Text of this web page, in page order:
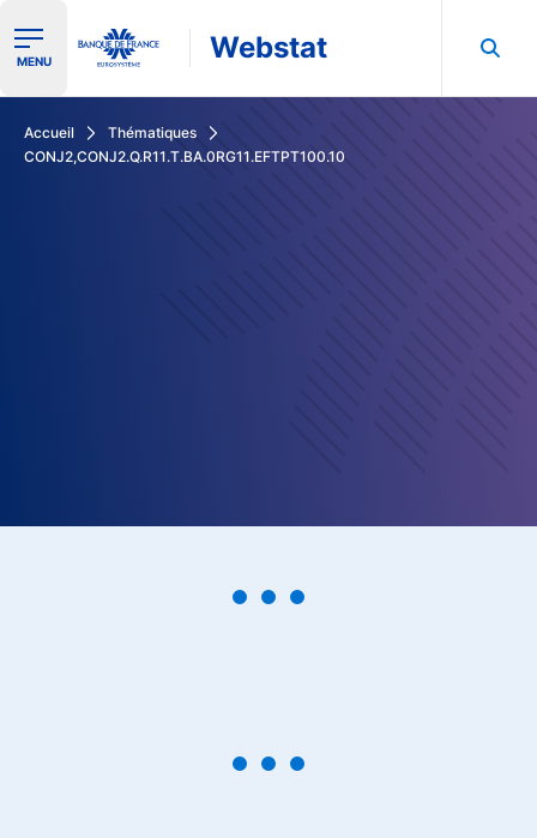
Ouvrir le menu de navigation
MENU Webstat
Accueil
Thématiques
CONJ2,CONJ2.Q.R11.T.BA.0RG11.EFTPT100.10